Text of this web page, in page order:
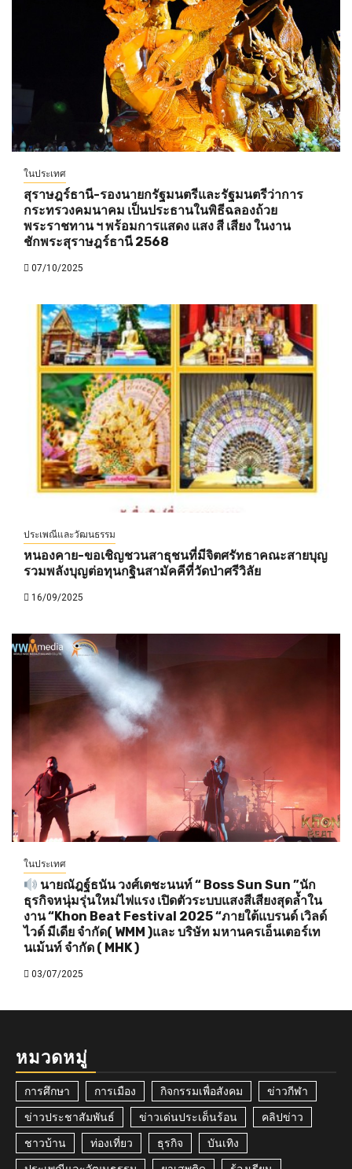
ในประเทศ
สุราษฎร์ธานี-รองนายกรัฐมนตรีและรัฐมนตรีว่าการ
กระทรวงคมนาคม เป็นประธานในพิธีฉลองถ้วย
พระราชทาน ฯ พร้อมการแสดง แสง สี เสียง ในงาน
ชักพระสุราษฎร์ธานี 2568
07/10/2025
ประเพณีและวัฒนธรรม
หนองคาย-ขอเชิญชวนสาธุชนที่มีจิตศรัทธาคณะสายบุญ
รวมพลังบุญต่อทุนกฐินสามัคคีที่วัดป่าศรีวิลัย
16/09/2025
ในประเทศ
นายณัฎฐ์ธนัน วงศ์เตชะนนท์ “ Boss Sun Sun ”นัก
ธุรกิจหนุ่มรุ่นใหม่ไฟแรง เปิดตัวระบบแสงสีเสียงสุดล้ำใน
งาน “Khon Beat Festival 2025 “ภายใต้แบรนด์ เวิลด์
ไวด์ มีเดีย จำกัด( WMM )และ บริษัท มหานครเอ็นเตอร์เท
นเม้นท์ จำกัด ( MHK )
03/07/2025
หมวดหมู่
การศึกษา การเมือง กิจกรรมเพื่อสังคม ข่าวกีฬา
ข่าวประชาสัมพันธ์ ข่าวเด่นประเด็นร้อน คลิปข่าว
ชาวบ้าน ท่องเที่ยว ธุรกิจ บันเทิง